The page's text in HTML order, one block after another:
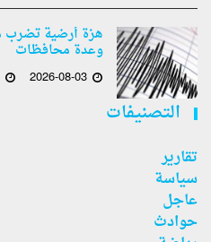
هزة أرضية تضرب
وعدة محافظات
2026-08-03
التصنيفات
تقارير
سياسة
عاجل
حوادث